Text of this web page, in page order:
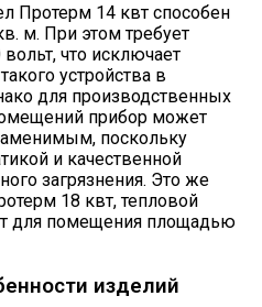
Протерм 14 квт способен
м. При этом требует
что исключает
устройства в
для производственных
прибор может
поскольку
и качественной
загрязнения. Это же
18 квт, тепловой
для помещения площадью
изделий